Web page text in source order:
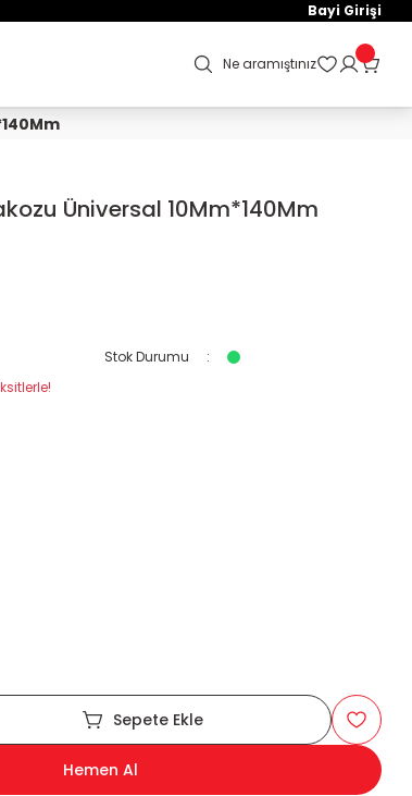
Bayi Girişi
Ne aramıştınız
Üniversal 10Mm*140Mm
Stok Durumu
Sepete Ekle
Hemen Al